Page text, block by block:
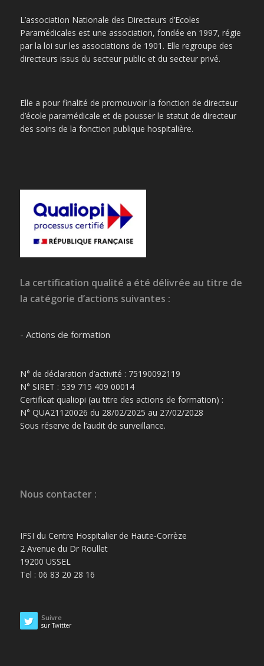
L’association Nationale des Directeurs d’Ecoles
Paramédicales est une association, fondée en 1997, régie
par la loi sur les associations de 1901. Elle regroupe des
directeurs issus du secteur public et du secteur privé.
Elle a pour finalité de promouvoir la fonction de directeur
d’école paramédicale et de pousser le statut de directeur
des soins de la fonction publique hospitalière.
La certification qualité a été délivrée au titre de
la catégorie d’actions suivantes :
- Actions de formation
N° de déclaration d’activité : 75190092119
N° SIRET : 539 715 409 00014
Certificat qualiopi (au titre des actions de formation) :
N° QUA21120026 du 28/02/2025 au 27/02/2028
Sous réserve de l’audit de surveillance.
Nous contacter :
IFSI du Centre Hospitalier de Haute-Corrèze
2 Avenue du Dr Roullet
19200 USSEL
Tel : 06 83 20 28 16
Suivre
sur Twitter